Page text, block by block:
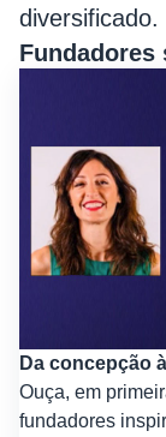
diversificado.
Fundadores
Da concepção
Ouça, em
fundadores